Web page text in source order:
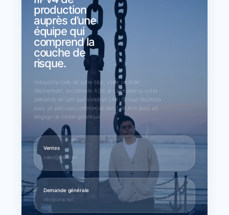
production
auprès d’une
équipe qui
comprend la
couche de
risque.
Indiquez la taille de votre bloc, votre profil de
déploiement, le contexte ASN, le calendrier ou votre
demande en tant que vendeur. LARUS vous répondra
avec un parcours commercial direct, et non avec un
langage de broker générique.
Ventes
sales@larus.net
Demande générale
info@larus.net